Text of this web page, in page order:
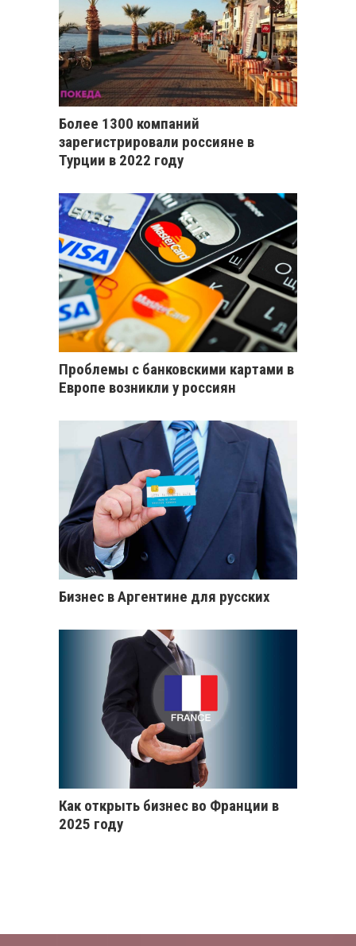
Более 1300 компаний
зарегистрировали россияне в
Турции в 2022 году
Проблемы с банковскими картами в
Европе возникли у россиян
Бизнес в Аргентине для русских
Как открыть бизнес во Франции в
2025 году